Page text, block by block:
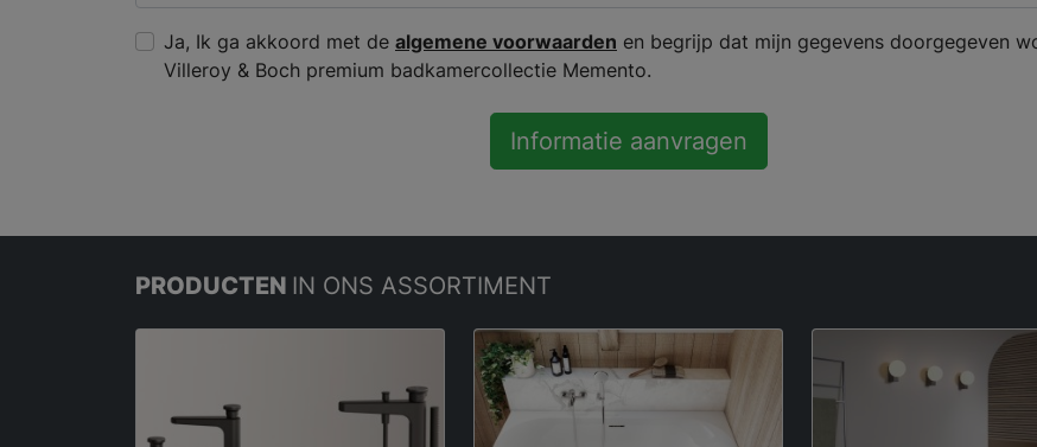
Ja, Ik ga akkoord met de algemene voorwaarden en begrijp dat mijn gegevens doorgegeven
Villeroy & Boch premium badkamercollectie Memento.
Informatie aanvragen
PRODUCTEN IN ONS ASSORTIMENT